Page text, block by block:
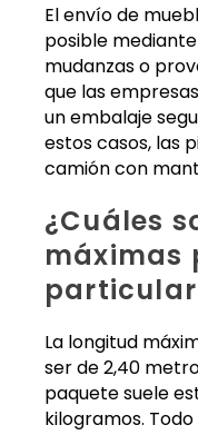
El envío de
posible
mudanzas o
que las
un embalaje
estos casos, las
camión con
¿Cuáles
máximas
La longitud
ser de 2,40
paquete suele
kilogramos.